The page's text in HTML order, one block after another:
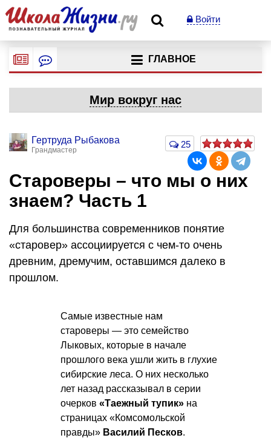
Войти
ГЛАВНОЕ
Мир вокруг нас
Гертруда Рыбакова
Грандмастер
25
Староверы – что мы о них
знаем? Часть 1
Для большинства современников понятие
«старовер» ассоциируется с чем-то очень
древним, дремучим, оставшимся далеко в
прошлом.
Самые известные нам
староверы — это семейство
Лыковых, которые в начале
прошлого века ушли жить в глухие
сибирские леса. О них несколько
лет назад рассказывал в серии
очерков «Таежный тупик» на
страницах «Комсомольской
правды» Василий Песков.